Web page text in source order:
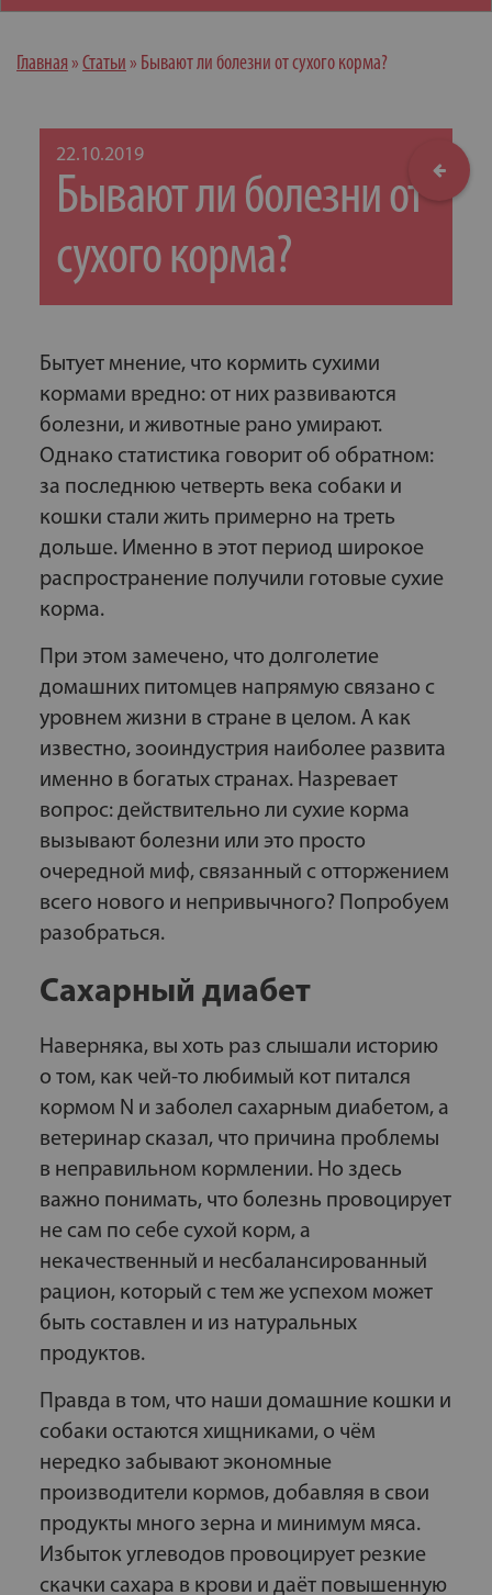
Главная » Статьи » Бывают ли болезни от сухого корма?
22.10.2019
Бывают ли болезни от
сухого корма?
Бытует мнение, что кормить сухими
кормами вредно: от них развиваются
болезни, и животные рано умирают.
Однако статистика говорит об обратном:
за последнюю четверть века собаки и
кошки стали жить примерно на треть
дольше. Именно в этот период широкое
распространение получили готовые сухие
корма.
При этом замечено, что долголетие
домашних питомцев напрямую связано с
уровнем жизни в стране в целом. А как
известно, зооиндустрия наиболее развита
именно в богатых странах. Назревает
вопрос: действительно ли сухие корма
вызывают болезни или это просто
очередной миф, связанный с отторжением
всего нового и непривычного? Попробуем
разобраться.
Сахарный диабет
Наверняка, вы хоть раз слышали историю
о том, как чей-то любимый кот питался
кормом N и заболел сахарным диабетом, а
ветеринар сказал, что причина проблемы
в неправильном кормлении. Но здесь
важно понимать, что болезнь провоцирует
не сам по себе сухой корм, а
некачественный и несбалансированный
рацион, который с тем же успехом может
быть составлен и из натуральных
продуктов.
Правда в том, что наши домашние кошки и
собаки остаются хищниками, о чём
нередко забывают экономные
производители кормов, добавляя в свои
продукты много зерна и минимум мяса.
Избыток углеводов провоцирует резкие
скачки сахара в крови и даёт повышенную